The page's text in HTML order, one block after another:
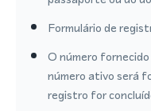
Formulário de
O número
número ativo será
registro for